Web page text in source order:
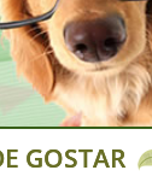
GOSTAR